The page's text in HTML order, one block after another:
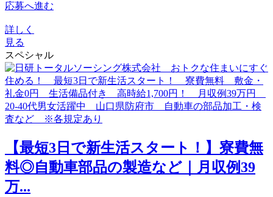
応募へ進む
詳しく
見る
スペシャル
【最短3日で新生活スタート！】寮費無
料◎自動車部品の製造など｜月収例39
万...